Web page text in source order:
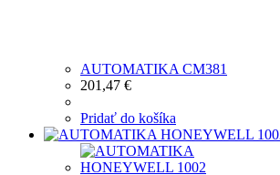
AUTOMATIKA CM381
201,47 €
Pridať do košíka